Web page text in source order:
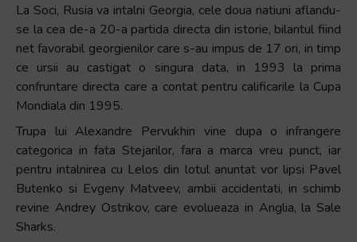
La Soci, Rusia va intalni Georgia, cele doua natiuni aflandu-
se la cea de-a 20-a partida directa din istorie, bilantul fiind
net favorabil georgienilor care s-au impus de 17 ori, in timp
ce ursii au castigat o singura data, in 1993 la prima
confruntare directa care a contat pentru calificarile la Cupa
Mondiala din 1995.
Trupa lui Alexandre Pervukhin vine dupa o infrangere
categorica in fata Stejarilor, fara a marca vreu punct, iar
pentru intalnirea cu Lelos din lotul anuntat vor lipsi Pavel
Butenko si Evgeny Matveev, ambii accidentati, in schimb
revine Andrey Ostrikov, care evolueaza in Anglia, la Sale
Sharks.